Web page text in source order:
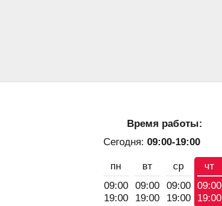
Время работы:
Сегодня: 09:00-19:00
пн
09:00
19:00
вт
09:00
19:00
ср
09:00
19:00
чт
09:00
19:00